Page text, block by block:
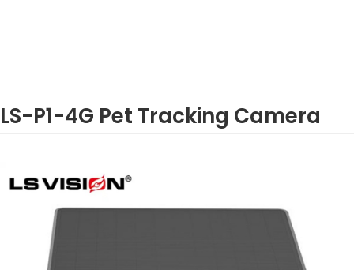
LS-P1-4G Pet Tracking Camera